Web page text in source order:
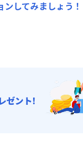
してみましょう！
ゼント!